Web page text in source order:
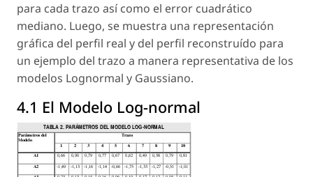
para cada trazo así como el error cuadrático
mediano. Luego, se muestra una representación
gráfica del perfil real y del perfil reconstruído para
un ejemplo del trazo a manera representativa de los
modelos Lognormal y Gaussiano.
4.1 El Modelo Log-normal